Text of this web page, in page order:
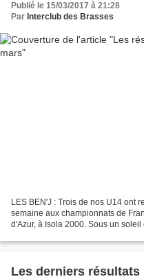
Publié le 15/03/2017 à 21:28
Par Interclub des Brasses
LES BEN'J : Trois de nos U14 ont
semaine aux championnats de
d'Azur, à Isola 2000. Sous un soleil
Les derniers résultats